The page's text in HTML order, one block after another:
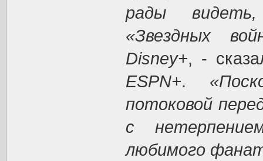
рады
«Звездных
Disney+, -
ESPN+.
потоковой
с
любимого